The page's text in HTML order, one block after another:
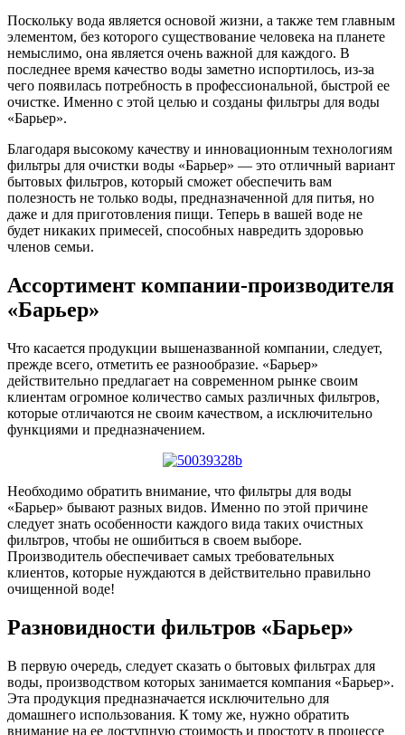
Поскольку вода является основой жизни, а также тем главным
элементом, без которого существование человека на планете
немыслимо, она является очень важной для каждого. В
последнее время качество воды заметно испортилось, из-за
чего появилась потребность в профессиональной, быстрой ее
очистке. Именно с этой целью и созданы фильтры для воды
«Барьер».
Благодаря высокому качеству и инновационным технологиям
фильтры для очистки воды «Барьер» — это отличный вариант
бытовых фильтров, который сможет обеспечить вам
полезность не только воды, предназначенной для питья, но
даже и для приготовления пищи. Теперь в вашей воде не
будет никаких примесей, способных навредить здоровью
членов семьи.
Ассортимент компании-производителя
«Барьер»
Что касается продукции вышеназванной компании, следует,
прежде всего, отметить ее разнообразие. «Барьер»
действительно предлагает на современном рынке своим
клиентам огромное количество самых различных фильтров,
которые отличаются не своим качеством, а исключительно
функциями и предназначением.
Необходимо обратить внимание, что фильтры для воды
«Барьер» бывают разных видов. Именно по этой причине
следует знать особенности каждого вида таких очистных
фильтров, чтобы не ошибиться в своем выборе.
Производитель обеспечивает самых требовательных
клиентов, которые нуждаются в действительно правильно
очищенной воде!
Разновидности фильтров «Барьер»
В первую очередь, следует сказать о бытовых фильтрах для
воды, производством которых занимается компания «Барьер».
Эта продукция предназначается исключительно для
домашнего использования. К тому же, нужно обратить
внимание на ее доступную стоимость и простоту в процессе